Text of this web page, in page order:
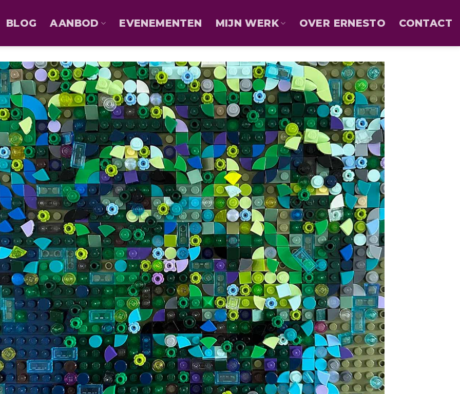
BLOG AANBOD EVENEMENTEN MIJN WERK OVER ERNESTO CONTACT